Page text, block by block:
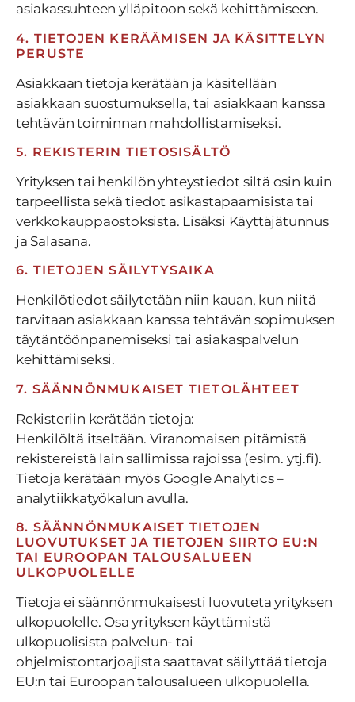
asiakassuhteen ylläpitoon sekä kehittämiseen.
4. TIETOJEN KERÄÄMISEN JA KÄSITTELYN
PERUSTE
Asiakkaan tietoja kerätään ja käsitellään
asiakkaan suostumuksella, tai asiakkaan kanssa
tehtävän toiminnan mahdollistamiseksi.
5. REKISTERIN TIETOSISÄLTÖ
Yrityksen tai henkilön yhteystiedot siltä osin kuin
tarpeellista sekä tiedot asikastapaamisista tai
verkkokauppaostoksista. Lisäksi Käyttäjätunnus
ja Salasana.
6. TIETOJEN SÄILYTYSAIKA
Henkilötiedot säilytetään niin kauan, kun niitä
tarvitaan asiakkaan kanssa tehtävän sopimuksen
täytäntöönpanemiseksi tai asiakaspalvelun
kehittämiseksi.
7. SÄÄNNÖNMUKAISET TIETOLÄHTEET
Rekisteriin kerätään tietoja:
Henkilöltä itseltään. Viranomaisen pitämistä
rekistereistä lain sallimissa rajoissa (esim. ytj.fi).
Tietoja kerätään myös Google Analytics –
analytiikkatyökalun avulla.
8. SÄÄNNÖNMUKAISET TIETOJEN
LUOVUTUKSET JA TIETOJEN SIIRTO EU:N
TAI EUROOPAN TALOUSALUEEN
ULKOPUOLELLE
Tietoja ei säännönmukaisesti luovuteta yrityksen
ulkopuolelle. Osa yrityksen käyttämistä
ulkopuolisista palvelun- tai
ohjelmistontarjoajista saattavat säilyttää tietoja
EU:n tai Euroopan talousalueen ulkopuolella.